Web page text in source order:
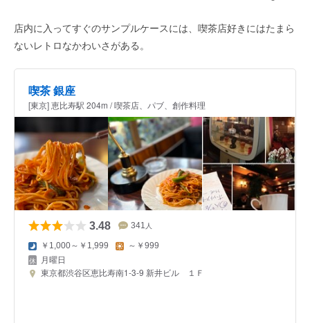
店内に入ってすぐのサンプルケースには、喫茶店好きにはたまら
ないレトロなかわいさがある。
喫茶 銀座
[東京] 恵比寿駅 204m / 喫茶店、パブ、創作料理
3.48 341 人
￥1,000～￥1,999 ～￥999
月曜日
東京都渋谷区恵比寿南1-3-9 新井ビル １Ｆ